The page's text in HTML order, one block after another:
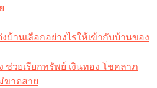
บ้านเลือกอย่างไรให้เข้ากับบ้านของ
วยเรียกทรัพย์ เงินทอง โชคลาภ
ขาดสาย